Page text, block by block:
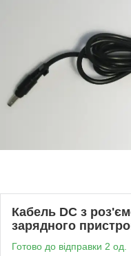
Кабель DC з
зарядного
Готово до відправки 2 од.